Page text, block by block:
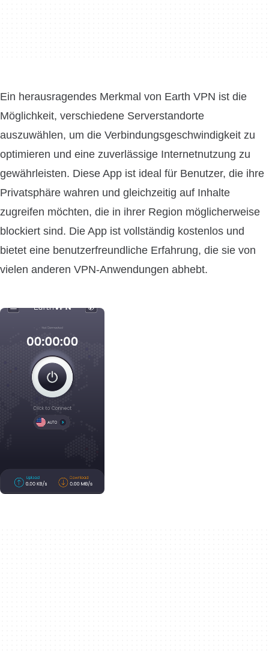
Ein herausragendes Merkmal von Earth VPN ist die
Möglichkeit, verschiedene Serverstandorte
auszuwählen, um die Verbindungsgeschwindigkeit zu
optimieren und eine zuverlässige Internetnutzung zu
gewährleisten. Diese App ist ideal für Benutzer, die ihre
Privatsphäre wahren und gleichzeitig auf Inhalte
zugreifen möchten, die in ihrer Region möglicherweise
blockiert sind. Die App ist vollständig kostenlos und
bietet eine benutzerfreundliche Erfahrung, die sie von
vielen anderen VPN-Anwendungen abhebt.